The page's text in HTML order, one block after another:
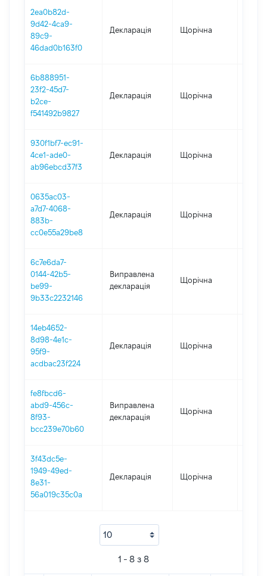
2ea0b82d-
9d42-4ca9-
89c9-
46dad0b163f0
Декларація Щорічна
6b888951-
23f2-45d7-
b2ce-
f541492b9827
Декларація Щорічна
930f1bf7-ec91-
4ce1-ade0-
ab96ebcd37f3
Декларація Щорічна
0635ac03-
a7d7-4068-
883b-
cc0e55a29be8
Декларація Щорічна
6c7e6da7-
0144-42b5-
be99-
9b33c2232146
Виправлена
декларація
Щорічна
14eb4652-
8d98-4e1c-
95f9-
acdbac23f224
Декларація Щорічна
fe8fbcd6-
abd9-456c-
8f93-
bcc239e70b60
Виправлена
декларація
Щорічна
3f43dc5e-
1949-49ed-
8e31-
56a019c35c0a
Декларація Щорічна
1 - 8 з 8